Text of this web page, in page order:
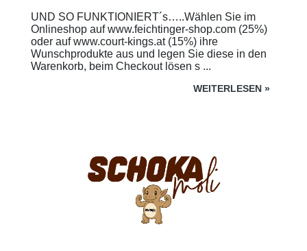
UND SO FUNKTIONIERT´s…..Wählen Sie im
Onlineshop auf www.feichtinger-shop.com (25%)
oder auf www.court-kings.at (15%) ihre
Wunschprodukte aus und legen Sie diese in den
Warenkorb, beim Checkout lösen s ...
WEITERLESEN »